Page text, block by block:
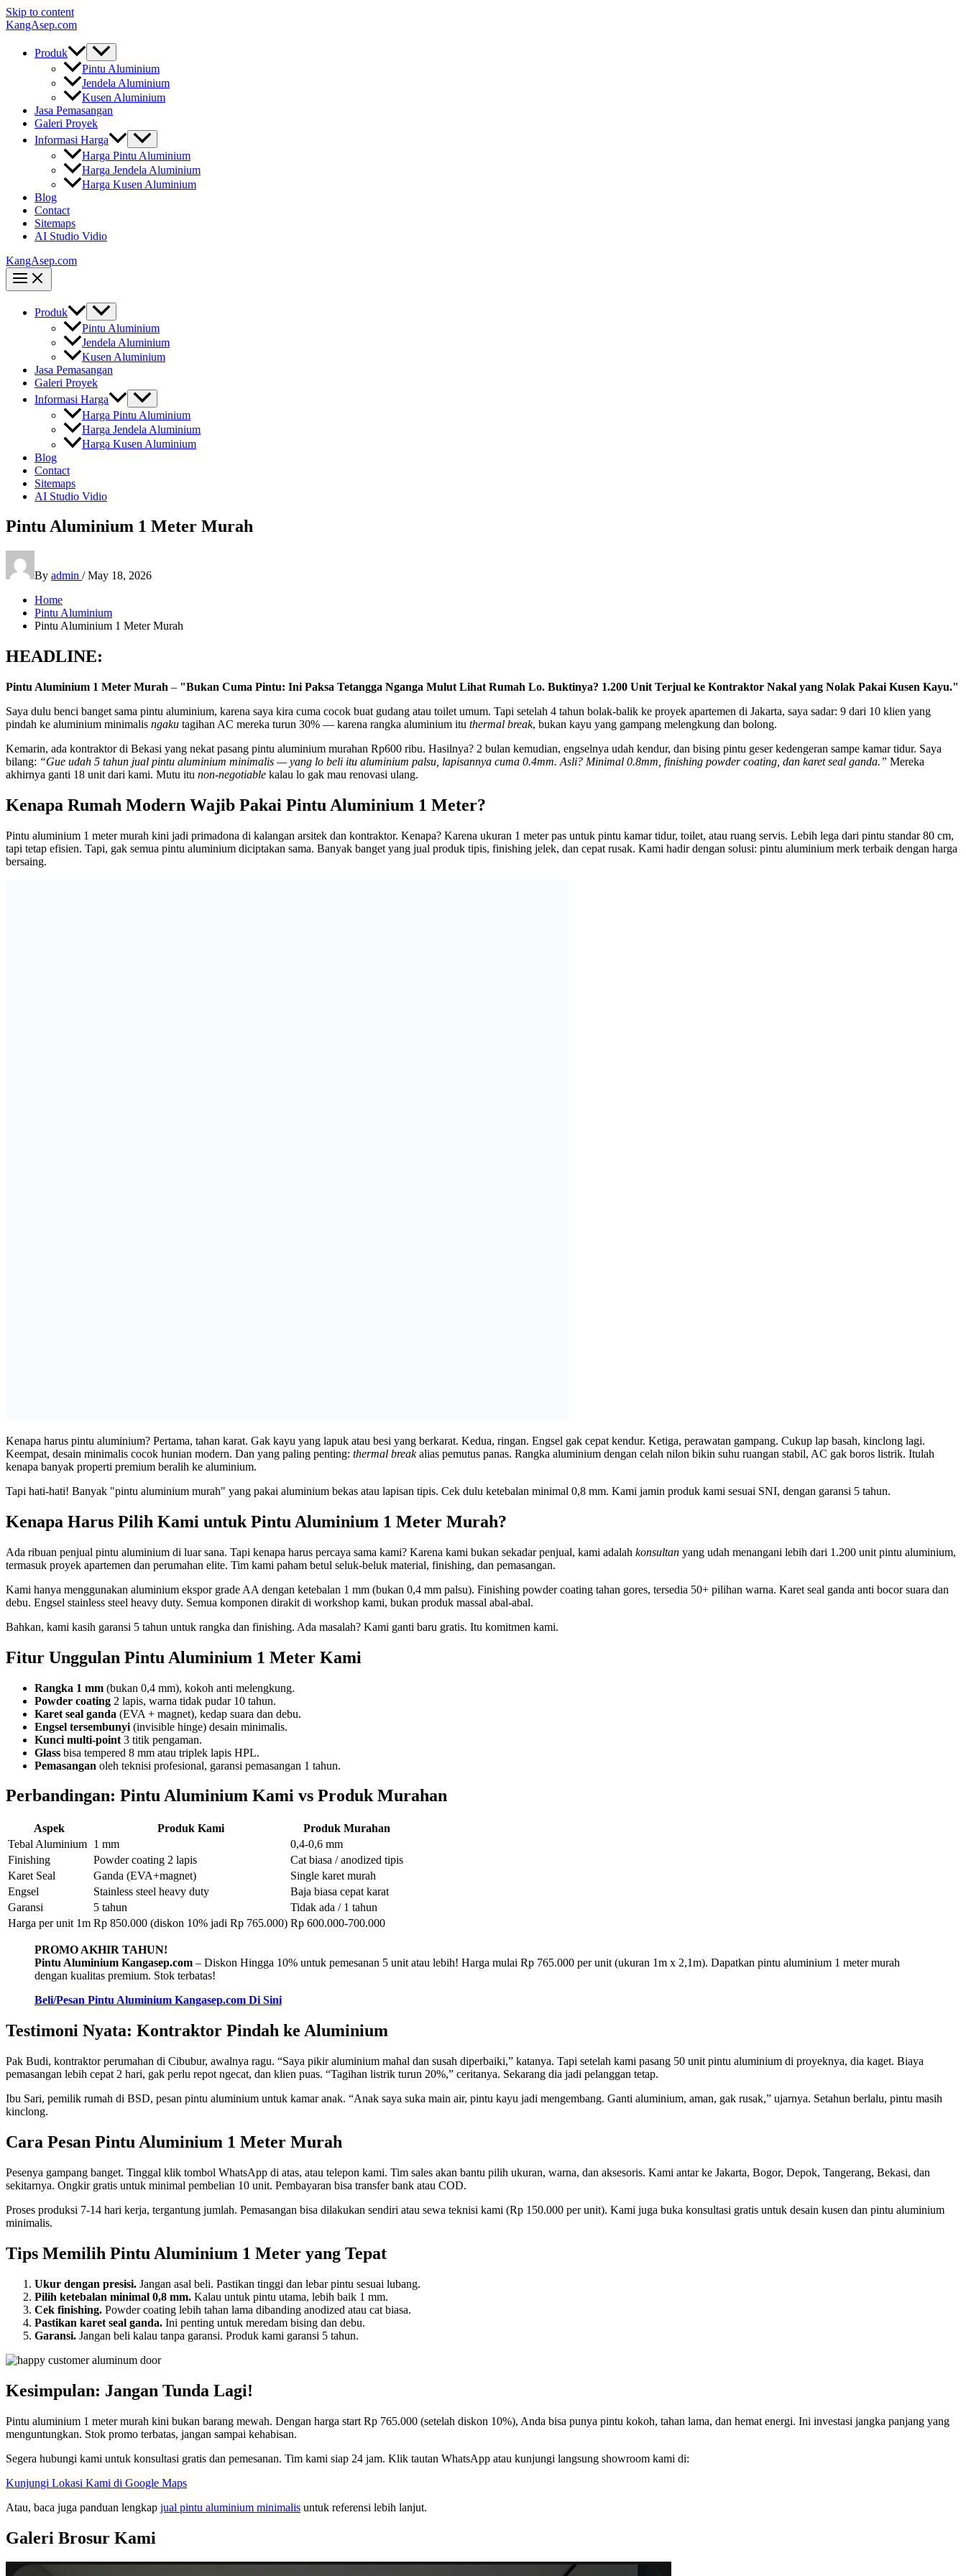
Skip to content
KangAsep.com
Produk
Pintu Aluminium
Jendela Aluminium
Kusen Aluminium
Jasa Pemasangan
Galeri Proyek
Informasi Harga
Harga Pintu Aluminium
Harga Jendela Aluminium
Harga Kusen Aluminium
Blog
Contact
Sitemaps
AI Studio Vidio
KangAsep.com
Produk
Pintu Aluminium
Jendela Aluminium
Kusen Aluminium
Jasa Pemasangan
Galeri Proyek
Informasi Harga
Harga Pintu Aluminium
Harga Jendela Aluminium
Harga Kusen Aluminium
Blog
Contact
Sitemaps
AI Studio Vidio
Pintu Aluminium 1 Meter Murah
By admin /May 18, 2026
Home
Pintu Aluminium
Pintu Aluminium 1 Meter Murah
HEADLINE:
Pintu Aluminium 1 Meter Murah – "Bukan Cuma Pintu: Ini Paksa Tetangga Nganga Mulut Lihat Rumah Lo. Buktinya? 1.200 Unit Terjual ke Kontraktor Nakal yang Nolak Pakai Kusen Kayu."
Saya dulu benci banget sama pintu aluminium, karena saya kira cuma cocok buat gudang atau toilet umum. Tapi setelah 4 tahun bolak-balik ke proyek apartemen di Jakarta, saya sadar: 9 dari 10 klien yang
pindah ke aluminium minimalis ngaku tagihan AC mereka turun 30% — karena rangka aluminium itu thermal break, bukan kayu yang gampang melengkung dan bolong.
Kemarin, ada kontraktor di Bekasi yang nekat pasang pintu aluminium murahan Rp600 ribu. Hasilnya? 2 bulan kemudian, engselnya udah kendur, dan bising pintu geser kedengeran sampe kamar tidur. Saya
bilang: “Gue udah 5 tahun jual pintu aluminium minimalis — yang lo beli itu aluminium palsu, lapisannya cuma 0.4mm. Asli? Minimal 0.8mm, finishing powder coating, dan karet seal ganda.” Mereka
akhirnya ganti 18 unit dari kami. Mutu itu non-negotiable kalau lo gak mau renovasi ulang.
Kenapa Rumah Modern Wajib Pakai Pintu Aluminium 1 Meter?
Pintu aluminium 1 meter murah kini jadi primadona di kalangan arsitek dan kontraktor. Kenapa? Karena ukuran 1 meter pas untuk pintu kamar tidur, toilet, atau ruang servis. Lebih lega dari pintu standar 80 cm,
tapi tetap efisien. Tapi, gak semua pintu aluminium diciptakan sama. Banyak banget yang jual produk tipis, finishing jelek, dan cepat rusak. Kami hadir dengan solusi: pintu aluminium merk terbaik dengan harga
bersaing.
Kenapa harus pintu aluminium? Pertama, tahan karat. Gak kayu yang lapuk atau besi yang berkarat. Kedua, ringan. Engsel gak cepat kendur. Ketiga, perawatan gampang. Cukup lap basah, kinclong lagi.
Keempat, desain minimalis cocok hunian modern. Dan yang paling penting: thermal breakalias pemutus panas. Rangka aluminium dengan celah nilon bikin suhu ruangan stabil, AC gak boros listrik. Itulah
kenapa banyak properti premium beralih ke aluminium.
Tapi hati-hati! Banyak "pintu aluminium murah" yang pakai aluminium bekas atau lapisan tipis. Cek dulu ketebalan minimal 0,8 mm. Kami jamin produk kami sesuai SNI, dengan garansi 5 tahun.
Kenapa Harus Pilih Kami untuk Pintu Aluminium 1 Meter Murah?
Ada ribuan penjual pintu aluminium di luar sana. Tapi kenapa harus percaya sama kami? Karena kami bukan sekadar penjual, kami adalah konsultan yang udah menangani lebih dari 1.200 unit pintu aluminium,
termasuk proyek apartemen dan perumahan elite. Tim kami paham betul seluk-beluk material, finishing, dan pemasangan.
Kami hanya menggunakan aluminium ekspor grade AA dengan ketebalan 1 mm (bukan 0,4 mm palsu). Finishing powder coating tahan gores, tersedia 50+ pilihan warna. Karet seal ganda anti bocor suara dan
debu. Engsel stainless steel heavy duty. Semua komponen dirakit di workshop kami, bukan produk massal abal-abal.
Bahkan, kami kasih garansi 5 tahun untuk rangka dan finishing. Ada masalah? Kami ganti baru gratis. Itu komitmen kami.
Fitur Unggulan Pintu Aluminium 1 Meter Kami
Rangka 1 mm (bukan 0,4 mm), kokoh anti melengkung.
Powder coating 2 lapis, warna tidak pudar 10 tahun.
Karet seal ganda (EVA + magnet), kedap suara dan debu.
Engsel tersembunyi (invisible hinge) desain minimalis.
Kunci multi-point 3 titik pengaman.
Glass bisa tempered 8 mm atau triplek lapis HPL.
Pemasangan oleh teknisi profesional, garansi pemasangan 1 tahun.
Perbandingan: Pintu Aluminium Kami vs Produk Murahan
Aspek Produk Kami
Produk Murahan
Tebal Aluminium 1 mm
0,4-0,6 mm
Finishing
Powder coating 2 lapis
Cat biasa / anodized tipis
Karet Seal
Ganda (EVA+magnet)
Single karet murah
Engsel
Stainless steel heavy duty
Baja biasa cepat karat
Garansi
5 tahun
Tidak ada / 1 tahun
Harga per unit 1m Rp 850.000 (diskon 10% jadi Rp 765.000) Rp 600.000-700.000
PROMO AKHIR TAHUN!
Pintu Aluminium Kangasep.com – Diskon Hingga 10% untuk pemesanan 5 unit atau lebih! Harga mulai Rp 765.000 per unit (ukuran 1m x 2,1m). Dapatkan pintu aluminium 1 meter murah
dengan kualitas premium. Stok terbatas!
Beli/Pesan Pintu Aluminium Kangasep.com Di Sini
Testimoni Nyata: Kontraktor Pindah ke Aluminium
Pak Budi, kontraktor perumahan di Cibubur, awalnya ragu. “Saya pikir aluminium mahal dan susah diperbaiki,” katanya. Tapi setelah kami pasang 50 unit pintu aluminium di proyeknya, dia kaget. Biaya
pemasangan lebih cepat 2 hari, gak perlu repot ngecat, dan klien puas. “Tagihan listrik turun 20%,” ceritanya. Sekarang dia jadi pelanggan tetap.
Ibu Sari, pemilik rumah di BSD, pesan pintu aluminium untuk kamar anak. “Anak saya suka main air, pintu kayu jadi mengembang. Ganti aluminium, aman, gak rusak,” ujarnya. Setahun berlalu, pintu masih
kinclong.
Cara Pesan Pintu Aluminium 1 Meter Murah
Pesenya gampang banget. Tinggal klik tombol WhatsApp di atas, atau telepon kami. Tim sales akan bantu pilih ukuran, warna, dan aksesoris. Kami antar ke Jakarta, Bogor, Depok, Tangerang, Bekasi, dan
sekitarnya. Ongkir gratis untuk minimal pembelian 10 unit. Pembayaran bisa transfer bank atau COD.
Proses produksi 7-14 hari kerja, tergantung jumlah. Pemasangan bisa dilakukan sendiri atau sewa teknisi kami (Rp 150.000 per unit). Kami juga buka konsultasi gratis untuk desain kusen dan pintu aluminium
minimalis.
Tips Memilih Pintu Aluminium 1 Meter yang Tepat
Ukur dengan presisi. Jangan asal beli. Pastikan tinggi dan lebar pintu sesuai lubang.
Pilih ketebalan minimal 0,8 mm. Kalau untuk pintu utama, lebih baik 1 mm.
Cek finishing. Powder coating lebih tahan lama dibanding anodized atau cat biasa.
Pastikan karet seal ganda. Ini penting untuk meredam bising dan debu.
Garansi. Jangan beli kalau tanpa garansi. Produk kami garansi 5 tahun.
Kesimpulan: Jangan Tunda Lagi!
Pintu aluminium 1 meter murah kini bukan barang mewah. Dengan harga start Rp 765.000 (setelah diskon 10%), Anda bisa punya pintu kokoh, tahan lama, dan hemat energi. Ini investasi jangka panjang yang
menguntungkan. Stok promo terbatas, jangan sampai kehabisan.
Segera hubungi kami untuk konsultasi gratis dan pemesanan. Tim kami siap 24 jam. Klik tautan WhatsApp atau kunjungi langsung showroom kami di:
Kunjungi Lokasi Kami di Google Maps
Atau, baca juga panduan lengkap jual pintu aluminium minimalis untuk referensi lebih lanjut.
Galeri Brosur Kami